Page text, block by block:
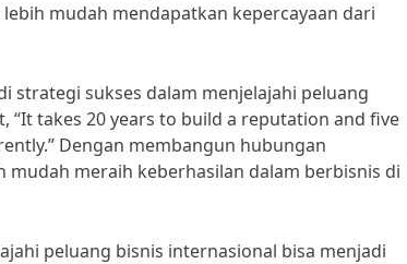
mudah mendapatkan kepercayaan dari
strategi sukses dalam menjelajahi peluang
“It takes 20 years to build a reputation and five
Dengan membangun hubungan
mudah meraih keberhasilan dalam berbisnis di
peluang bisnis internasional bisa menjadi